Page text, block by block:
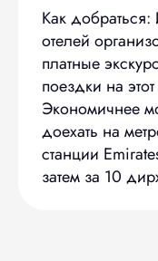
Как
отелей
платные
поездки на
Экономичнее
доехать на
станции
затем за 10